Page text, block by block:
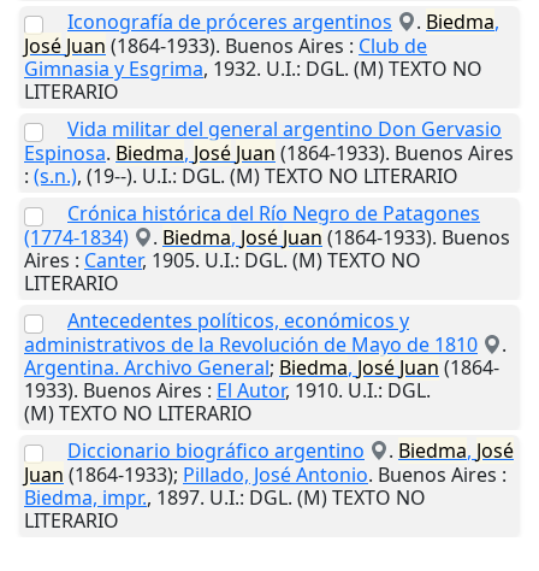
Iconografía de próceres argentinos
. Biedma,
José Juan (1864-1933). Buenos Aires : Club de
Gimnasia y Esgrima, 1932. U.I.: DGL. (M) TEXTO NO
LITERARIO
Vida militar del general argentino Don Gervasio
Espinosa. Biedma, José Juan (1864-1933). Buenos Aires
: (s.n.), (19--). U.I.: DGL. (M) TEXTO NO LITERARIO
Crónica histórica del Río Negro de Patagones
(1774-1834)
. Biedma, José Juan (1864-1933). Buenos
Aires : Canter, 1905. U.I.: DGL. (M) TEXTO NO
LITERARIO
Antecedentes políticos, económicos y
administrativos de la Revolución de Mayo de 1810
.
Argentina. Archivo General; Biedma, José Juan (1864-
1933). Buenos Aires : El Autor, 1910. U.I.: DGL.
(M) TEXTO NO LITERARIO
Diccionario biográfico argentino
. Biedma, José
Juan (1864-1933); Pillado, José Antonio. Buenos Aires :
Biedma, impr., 1897. U.I.: DGL. (M) TEXTO NO
LITERARIO